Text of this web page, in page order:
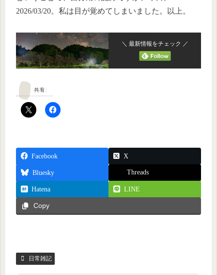
2026/03/20。私は目が覚めてしまいました。以上。
＼ 最新情報をチェック ／
共有:
Facebook X
Bluesky Threads
Hatena LINE
Copy
日常雑記